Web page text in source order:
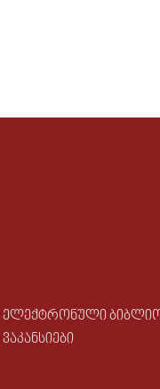
ᲔᲚᲔᲥᲢᲠᲝᲜᲣᲚᲘ
ᲕᲐᲙᲐᲜᲡᲘᲔᲑᲘ